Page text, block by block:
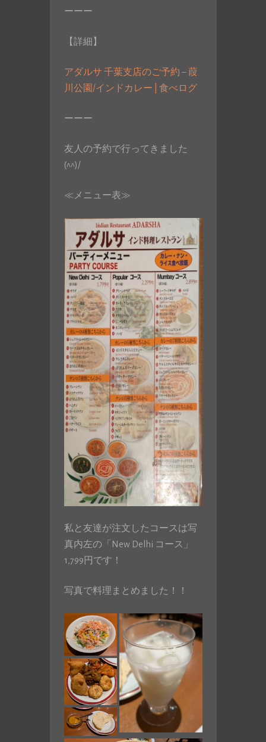
ーーー
【詳細】
アダルサ 千葉支店のご予約 – 葭
川公園/インドカレー | 食べログ
ーーー
友人の予約で行ってきました
(^^)/
≪メニュー表≫
私と友達が注文したコースは写
真内左の「New Delhi コース」
1,799円です！
写真で料理まとめました！！